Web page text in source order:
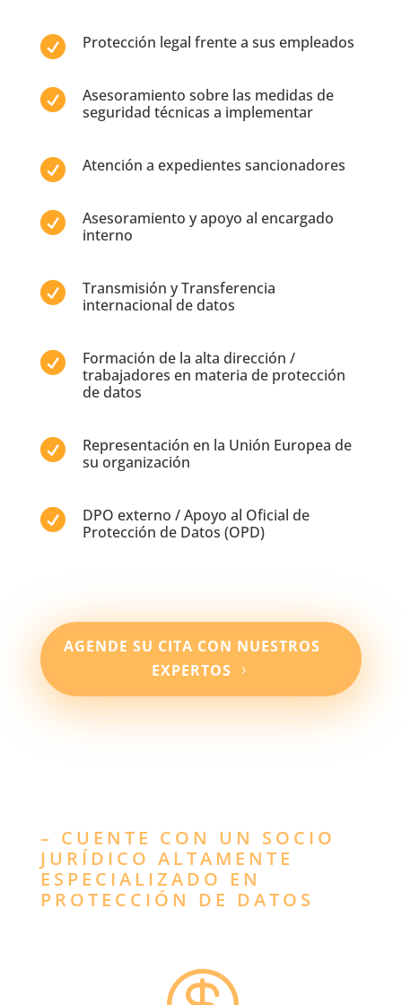
 Protección legal frente a sus empleados

Asesoramiento sobre las medidas de
seguridad técnicas a implementar
 Atención a expedientes sancionadores

Asesoramiento y apoyo al encargado
interno

Transmisión y Transferencia
internacional de datos

Formación de la alta dirección /
trabajadores en materia de protección
de datos

Representación en la Unión Europea de
su organización

DPO externo / Apoyo al Oficial de
Protección de Datos (OPD)
AGENDE SU CITA CON NUESTROS
EXPERTOS
– CUENTE CON UN SOCIO
JURÍDICO ALTAMENTE
ESPECIALIZADO EN
PROTECCIÓN DE DATOS